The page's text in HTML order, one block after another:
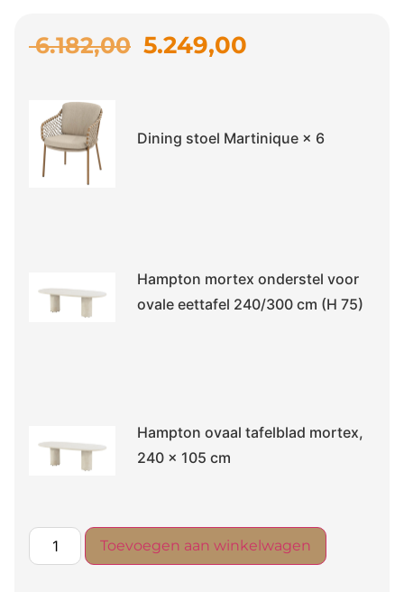
6.182,00 5.249,00
Dining stoel Martinique × 6
Hampton mortex onderstel voor
ovale eettafel 240/300 cm (H 75)
Hampton ovaal tafelblad mortex,
240 x 105 cm
Toevoegen aan winkelwagen